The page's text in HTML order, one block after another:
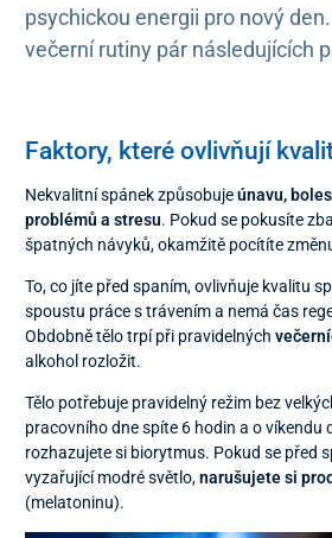
psychickou energii pro nový
večerní rutiny pár následujících
Faktory, které ovlivňují
Nekvalitní spánek způsobujeúnavu,
problémů a stresu. Pokud se pokusíte
špatných návyků, okamžitě pocítíte
To, co jíte před spaním, ovlivňuje kvalitu
spoustu práce s trávením a nemá čas
Obdobně tělo trpí při pravidelných
alkohol rozložit.
Tělo potřebuje pravidelný režim bez
pracovního dne spíte 6 hodin a o víkendu
rozhazujete si biorytmus. Pokud se před
vyzařující modré světlo,narušujete si
(melatoninu).